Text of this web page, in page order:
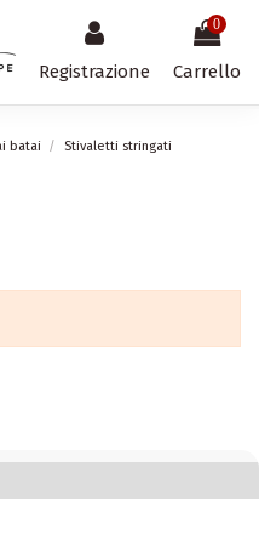
Registrazione
0
Carrello
batai Stivaletti stringati